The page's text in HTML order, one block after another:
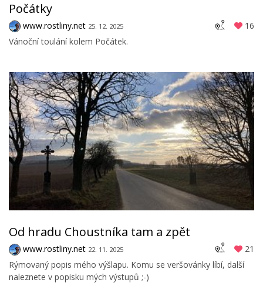
Počátky
www.rostliny.net 25. 12. 2025
16
Vánoční toulání kolem Počátek.
Od hradu Choustníka tam a zpět
www.rostliny.net 22. 11. 2025
21
Rýmovaný popis mého výšlapu. Komu se veršovánky líbí, další
naleznete v popisku mých výstupů ;-)